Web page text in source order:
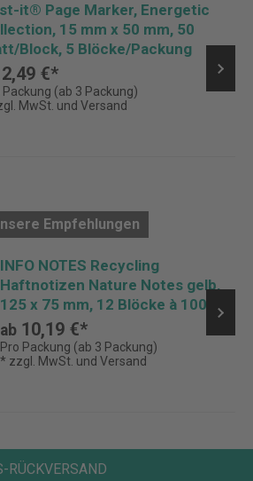
it® Page Marker, Energetic
15 mm x 50 mm, 50
Block, 5 Blöcke/Packung
2,49 €*
Packung (ab 3 Packung)
MwSt. und Versand
Empfehlungen
INFO NOTES Recycling
Haftnotizen Nature Notes gelb,
125 x 75 mm, 12 Blöcke à 100
Blatt
ab 10,19 €*
Pro Packung (ab 3 Packung)
* zzgl. MwSt. und Versand
RÜCKVERSAND